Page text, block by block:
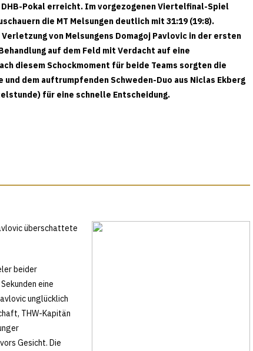
DHB-Pokal erreicht. Im vorgezogenen Viertelfinal-Spiel
die MT Melsungen deutlich mit 31:19 (19:8).
von Melsungens Domagoj Pavlovic in der ersten
auf dem Feld mit Verdacht auf eine
diesem Schockmoment für beide Teams sorgten die
dem auftrumpfenden Schweden-Duo aus Niclas Ekberg
für eine schnelle Entscheidung.
überschattete
beider
eine
unglücklich
THW-Kapitän
Gesicht. Die